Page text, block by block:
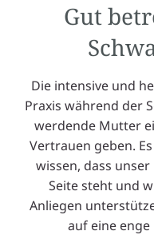
Gut
Die intensive und
Praxis während der
werdende Mutter
Vertrauen geben.
wissen, dass
Seite steht und
Anliegen
auf eine